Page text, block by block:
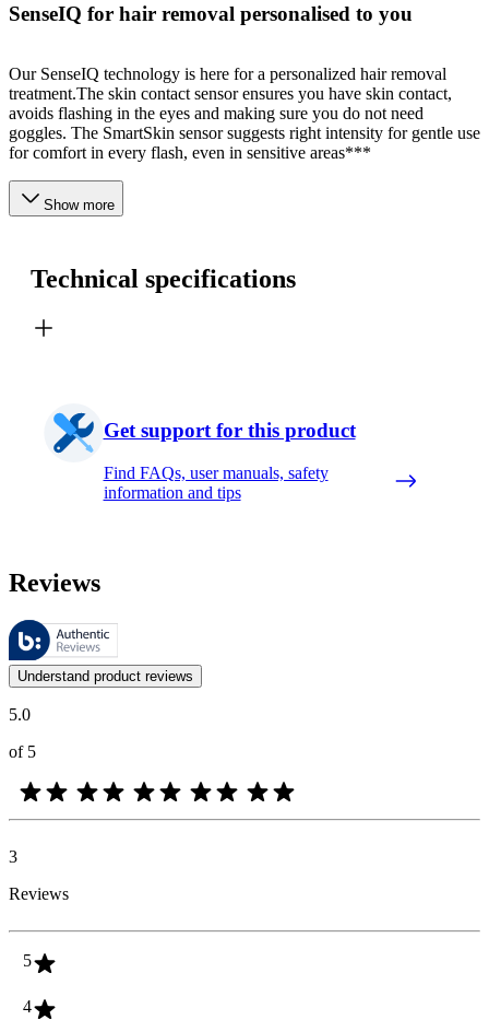
SenseIQ for hair removal personalised to you
Our SenseIQ technology is here for a personalized hair removal
treatment.The skin contact sensor ensures you have skin contact,
avoids flashing in the eyes and making sure you do not need
goggles. The SmartSkin sensor suggests right intensity for gentle use
for comfort in every flash​, even in sensitive areas***
Show more
Technical specifications
Get support for this product
Find FAQs, user manuals, safety
information and tips
Reviews
These reviews are managed by Bazaarvoice and comply with the
Customer opinions in the form of product and star ratings are useful
Understand product reviews
5.0
of 5
3
Reviews
5
4